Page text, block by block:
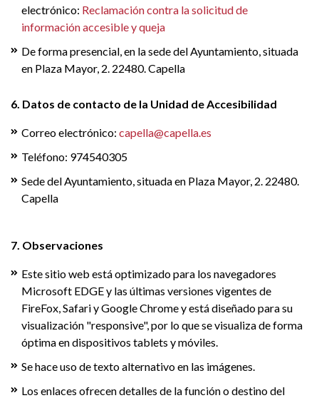
electrónico: Reclamación contra la solicitud de
información accesible y queja
De forma presencial, en la sede del Ayuntamiento, situada
en Plaza Mayor, 2. 22480. Capella
6. Datos de contacto de la Unidad de Accesibilidad
Correo electrónico: capella@capella.es
Teléfono: 974540305
Sede del Ayuntamiento, situada en Plaza Mayor, 2. 22480.
Capella
7. Observaciones
Este sitio web está optimizado para los navegadores
Microsoft EDGE y las últimas versiones vigentes de
FireFox, Safari y Google Chrome y está diseñado para su
visualización "responsive", por lo que se visualiza de forma
óptima en dispositivos tablets y móviles.
Se hace uso de texto alternativo en las imágenes.
Los enlaces ofrecen detalles de la función o destino del